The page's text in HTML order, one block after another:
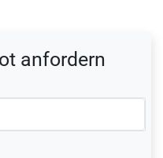
anfordern